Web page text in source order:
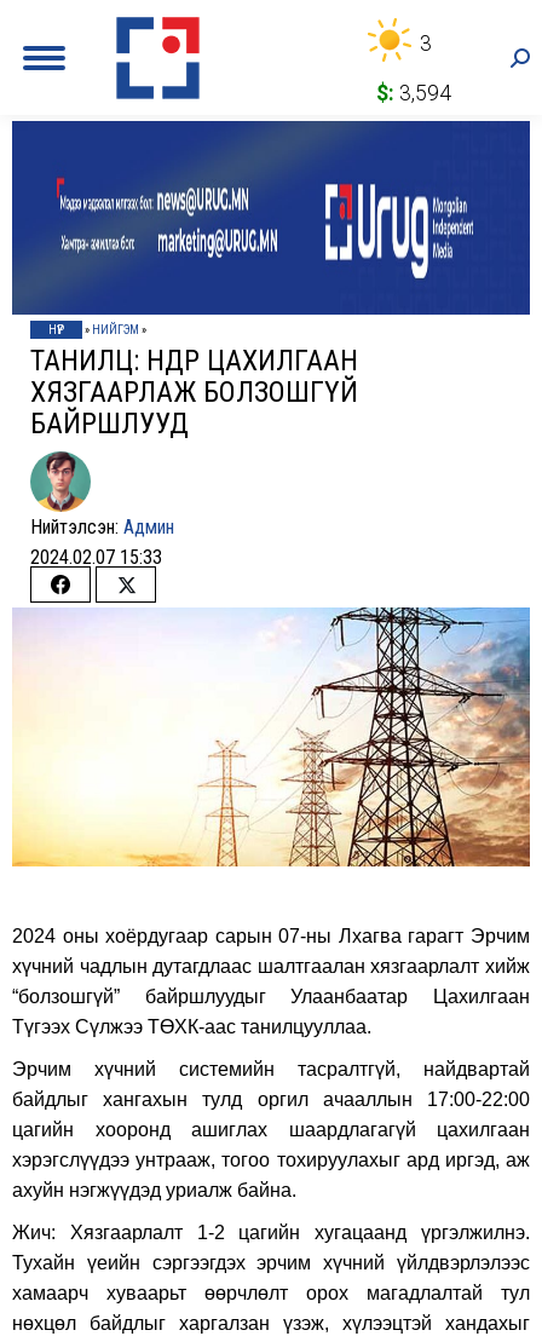
3
$: 3,594
НҮҮР » НИЙГЭМ »
ТАНИЛЦ: ӨНӨӨДӨР ЦАХИЛГААН
ХЯЗГААРЛАЖ БОЛЗОШГҮЙ
БАЙРШЛУУД
Нийтэлсэн: Админ
2024.02.07 15:33
Share
Share
2024 оны хоёрдугаар сарын 07-ны Лхагва гарагт Эрчим
хүчний чадлын дутагдлаас шалтгаалан хязгаарлалт хийж
“болзошгүй” байршлуудыг Улаанбаатар Цахилгаан
Түгээх Сүлжээ ТӨХК-аас танилцууллаа.
Эрчим хүчний системийн тасралтгүй, найдвартай
байдлыг хангахын тулд оргил ачааллын 17:00-22:00
цагийн хооронд ашиглах шаардлагагүй цахилгаан
хэрэгслүүдээ унтрааж, тогоо тохируулахыг ард иргэд, аж
ахуйн нэгжүүдэд уриалж байна.
Жич: Хязгаарлалт 1-2 цагийн хугацаанд үргэлжилнэ.
Тухайн үеийн сэргээгдэх эрчим хүчний үйлдвэрлэлээс
хамаарч хуваарьт өөрчлөлт орох магадлалтай тул
нөхцөл байдлыг харгалзан үзэж, хүлээцтэй хандахыг